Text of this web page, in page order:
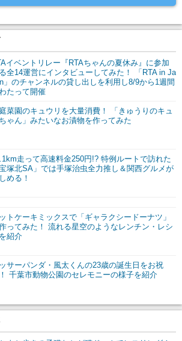
イベントリレー『RTAちゃんの夏休み』に参加
全14運営にインタビューしてみた！ 「RTA in Ja
」のチャンネルの貸し出しを利用し8/9から1週間
たって開催
菜園のキュウリを大量消費！ 「きゅうりのキュ
ゃん」みたいなお漬物を作ってみた
走って高速料金250円!? 特例ルートで訪れた
宝塚北SA」では手塚治虫全力推し＆関西グルメが
める！
トケーキミックスで「ギャラクシードーナツ」
ってみた！ 流れる星空のようなレンチン・レシ
紹介
サーパンダ・風太くんの23歳の誕生日をお祝
千葉市動物公園のセレモニーの様子を紹介